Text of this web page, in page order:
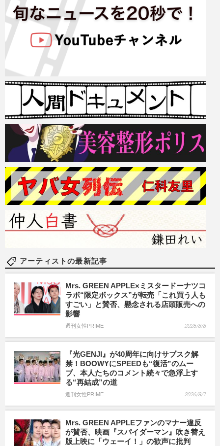
アーティストの最新記事
Mrs. GREEN APPLE×ミスタードーナツコ
ラボ“限定ボックス”が転売「これ買う人も
すごい」と賛否、懸念される店頭販売への
影響
週刊女性PRIME 2026/8/8
『光GENJI』が40周年に向けサブスク解
禁！BOOWYにSPEEDも“復活”のムー
ブ、本人たちのコメント続々で急浮上す
る“再結成”の道
週刊女性PRIME 2026/8/7
Mrs. GREEN APPLEファンのマナー違反
が賛否、映画『スパイダーマン』吹き替え
版上映に「ウェーイ！」の歓声に批判